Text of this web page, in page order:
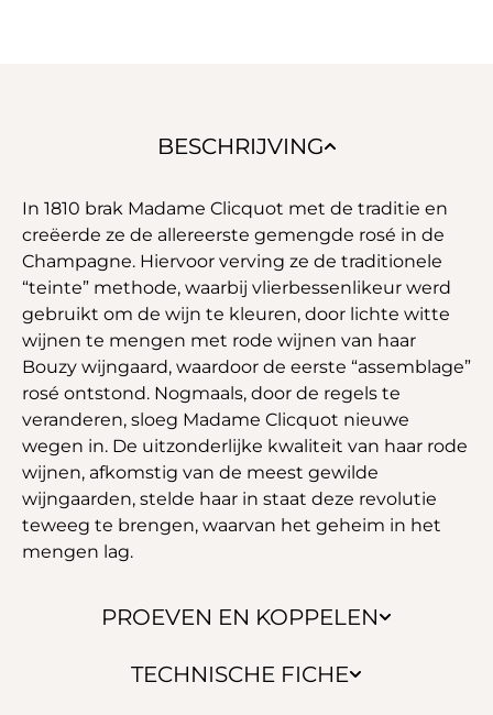
BESCHRIJVING
PROEVEN EN KOPPELEN
TECHNISCHE FICHE
In 1810 brak Madame Clicquot met de traditie en
creëerde ze de allereerste gemengde rosé in de
Champagne. Hiervoor verving ze de traditionele
“teinte” methode, waarbij vlierbessenlikeur werd
gebruikt om de wijn te kleuren, door lichte witte
wijnen te mengen met rode wijnen van haar
Bouzy wijngaard, waardoor de eerste “assemblage”
rosé ontstond. Nogmaals, door de regels te
veranderen, sloeg Madame Clicquot nieuwe
wegen in. De uitzonderlijke kwaliteit van haar rode
wijnen, afkomstig van de meest gewilde
wijngaarden, stelde haar in staat deze revolutie
teweeg te brengen, waarvan het geheim in het
mengen lag.